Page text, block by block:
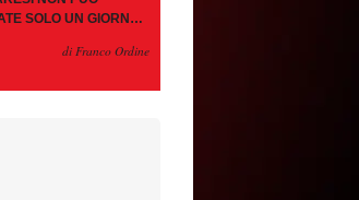
SOLO UN GIORNO.
di Franco Ordine